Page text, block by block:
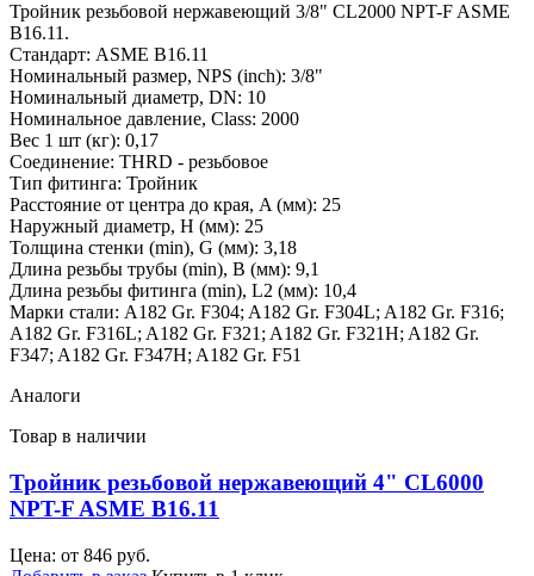
Тройник резьбовой нержавеющий 3/8" CL2000 NPT-F ASME
B16.11.
Стандарт: ASME B16.11
Номинальный размер, NPS (inch): 3/8"
Номинальный диаметр, DN: 10
Номинальное давление, Class: 2000
Вес 1 шт (кг): 0,17
Соединение: THRD - резьбовое
Тип фитинга: Тройник
Расстояние от центра до края, A (мм): 25
Наружный диаметр, H (мм): 25
Толщина стенки (min), G (мм): 3,18
Длина резьбы трубы (min), B (мм): 9,1
Длина резьбы фитинга (min), L2 (мм): 10,4
Марки стали: A182 Gr. F304; A182 Gr. F304L; A182 Gr. F316;
A182 Gr. F316L; A182 Gr. F321; A182 Gr. F321H; A182 Gr.
F347; A182 Gr. F347H; A182 Gr. F51
Аналоги
Товар в наличии
Тройник резьбовой нержавеющий 4" CL6000
NPT-F ASME B16.11
Цена: от 846 руб.